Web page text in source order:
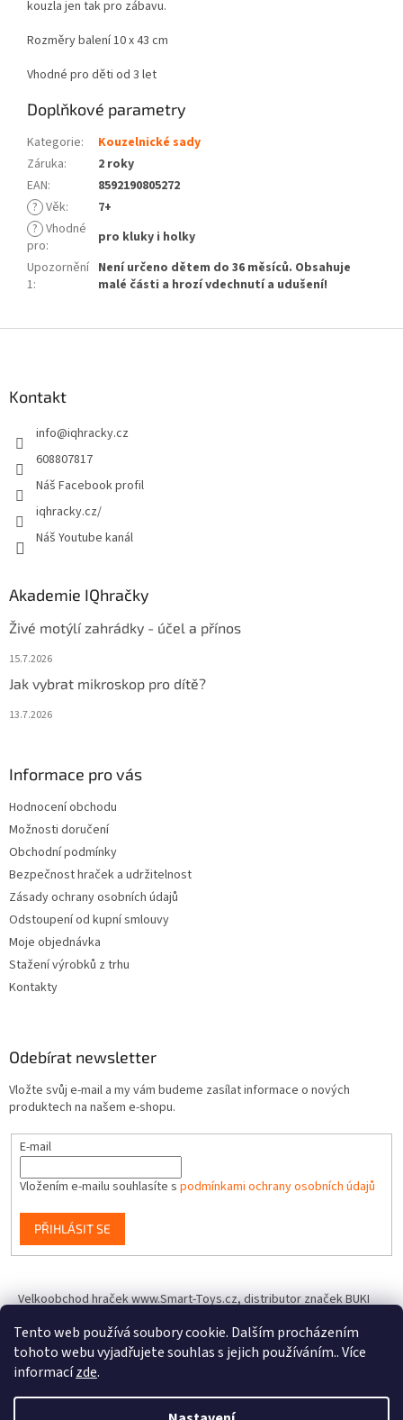
Tento web používá soubory cookie. Dalším procházením
tohoto webu vyjadřujete souhlas s jejich používáním.. Více
informacízde.
kouzla jen tak pro zábavu.
Rozměry balení 10 x 43 cm
Vhodné pro děti od 3 let
Doplňkové parametry
Kategorie:
Kouzelnické sady
Záruka:
2 roky
EAN:
8592190805272
? Věk:
7+
? Vhodné
pro:
pro kluky i holky
Upozornění
1:
Není určeno dětem do 36 měsíců. Obsahuje
malé části a hrozí vdechnutí a udušení!
Kontakt
info@iqhracky.cz
608807817
Náš Facebook profil
iqhracky.cz/
Náš Youtube kanál
Akademie IQhračky
Živé motýlí zahrádky - účel a přínos
15.7.2026
Jak vybrat mikroskop pro dítě?
13.7.2026
Informace pro vás
Hodnocení obchodu
Možnosti doručení
Obchodní podmínky
Bezpečnost hraček a udržitelnost
Zásady ochrany osobních údajů
Odstoupení od kupní smlouvy
Moje objednávka
Stažení výrobků z trhu
Kontakty
Odebírat newsletter
Vložte svůj e-mail a my vám budeme zasílat informace o nových
produktech na našem e-shopu.
E-mail
Vložením e-mailu souhlasíte s podmínkami ochrany osobních údajů
PŘIHLÁSIT SE
Velkoobchod hraček www.Smart-Toys.cz, distributor značek BUKI